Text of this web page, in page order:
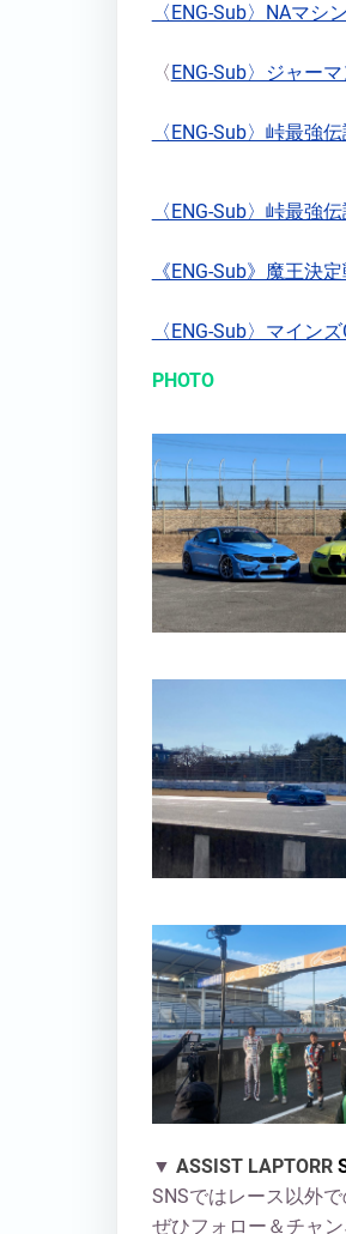
〈ENG-Sub〉NAマ
〈 ENG-Sub〉ジャー
〈ENG-Sub〉峠最強
〈ENG-Sub〉峠最強
《ENG-Sub》魔王決
〈ENG-Sub〉マイン
PHOTO
▼ ASSIST LAPTORR
SNSではレース以外
ぜひフォロー＆チャ